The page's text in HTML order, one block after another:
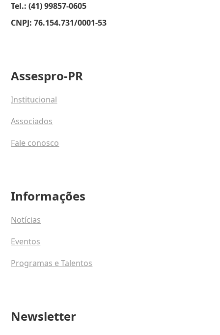
Tel.: (41) 99857-0605
CNPJ: 76.154.731/0001-53
Assespro-PR
Institucional
Associados
Fale conosco
Informações
Notícias
Eventos
Programas e Talentos
Newsletter